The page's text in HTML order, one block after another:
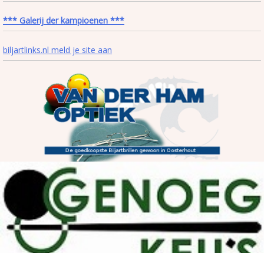
*** Galerij der kampioenen ***
biljartlinks.nl meld je site aan